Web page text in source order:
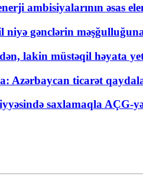
ambisiyalarının əsas
gənclərin
lakin müstəqil həyata
Azərbaycan ticarət
saxlamaqla AÇG-